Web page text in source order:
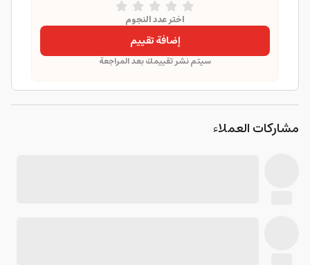
اختر عدد النجوم
إضافة تقييم
سيتم نشر تقييمك بعد المراجعة
مشاركات العملاء